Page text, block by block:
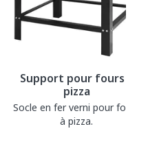
Support pour fours à
pizza
Socle en fer verni pour fours
à pizza.